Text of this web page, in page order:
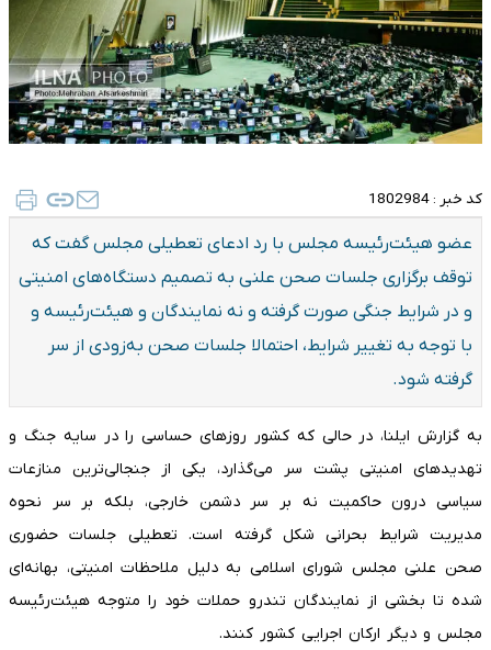
کد خبر : 1802984
عضو هیئت‌رئیسه مجلس با رد ادعای تعطیلی مجلس گفت که
توقف برگزاری جلسات صحن علنی به تصمیم دستگاه‌های امنیتی
و در شرایط جنگی صورت گرفته و نه نمایندگان و هیئت‌رئیسه و
با توجه به تغییر شرایط، احتمالا جلسات صحن به‌زودی از سر
گرفته شود.
به گزارش ایلنا، در حالی که کشور روزهای حساسی را در سایه جنگ و
تهدیدهای امنیتی پشت سر می‌گذارد، یکی از جنجالی‌ترین منازعات
سیاسی درون حاکمیت نه بر سر دشمن خارجی، بلکه بر سر نحوه
مدیریت شرایط بحرانی شکل گرفته است. تعطیلی جلسات حضوری
صحن علنی مجلس شورای اسلامی به دلیل ملاحظات امنیتی، بهانه‌ای
شده تا بخشی از نمایندگان تندرو حملات خود را متوجه هیئت‌رئیسه
مجلس و دیگر ارکان اجرایی کشور کنند.